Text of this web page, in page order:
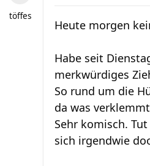
töffes
Heute morgen
Habe seit
merkwürdiges
So rund um die
da was
Sehr komisch.
sich irgendwie